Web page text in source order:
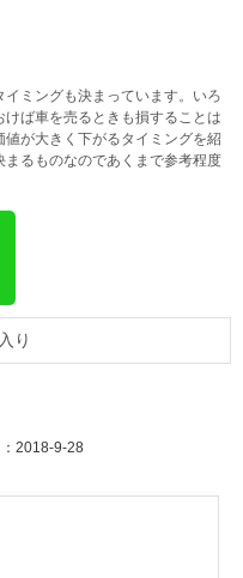
ミングも決まっています。いろ
ば車を売るときも損することは
が大きく下がるタイミングを紹
るものなのであくまで参考程度
り
2018-9-28